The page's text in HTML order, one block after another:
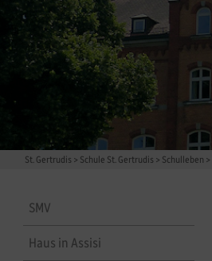
St. Gertrudis > Schule St. Gertrudis > Schulleben >
SMV
Haus in Assisi